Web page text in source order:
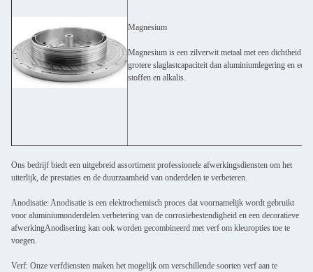
Magnesium
Magnesium is een zilverwit metaal met een dichtheid
grotere slaglastcapaciteit dan aluminiumlegering en een
stoffen en alkalis.
Ons bedrijf biedt een uitgebreid assortiment professionele afwerkingsdiensten om het
uiterlijk, de prestaties en de duurzaamheid van onderdelen te verbeteren.
Anodisatie: Anodisatie is een elektrochemisch proces dat voornamelijk wordt gebruikt
voor aluminiumonderdelen.verbetering van de corrosiebestendigheid en een decoratieve
afwerkingAnodisering kan ook worden gecombineerd met verf om kleuropties toe te
voegen.
Verf: Onze verfdiensten maken het mogelijk om verschillende soorten verf aan te